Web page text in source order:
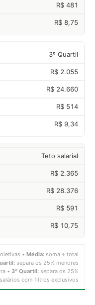
R$ 481
R$ 8,75
3º Quartil
R$ 2.055
R$ 24.660
R$ 514
R$ 9,34
Teto salarial
R$ 2.365
R$ 28.376
R$ 591
R$ 10,75
• Média: soma ÷ total
separa os 25% menores
• 3º Quartil: separa os 25%
com filtros exclusivos